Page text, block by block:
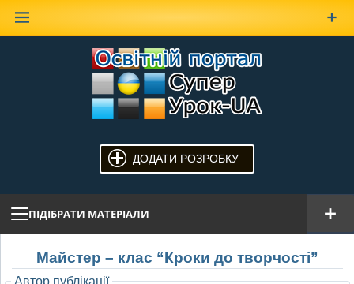
ДОДАТИ РОЗРОБКУ
ПІДІБРАТИ МАТЕРІАЛИ
Майстер – клас “Кроки до творчості”